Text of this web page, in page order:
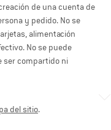
de una cuenta de
y pedido. No se
alimentación
No se puede
ser compartido ni
del sitio.